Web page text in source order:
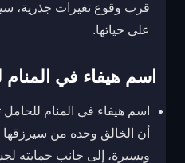
قرب وقوع تغيرات جذرية،
على حياتها.
اسم هيفاء في المنام
اسم هيفاء في المنام
أن الخالق وحده من
ويسيرة، إلى جانب حمايته